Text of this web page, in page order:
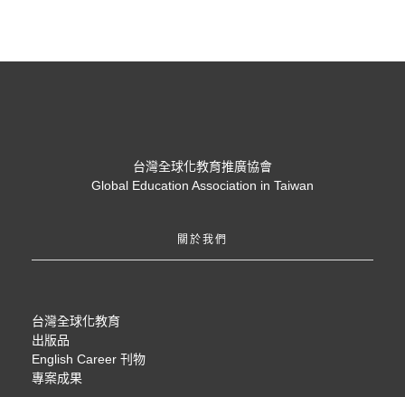
台灣全球化教育推廣協會
Global Education Association in Taiwan
關於我們
台灣全球化教育
出版品
English Career 刊物
專案成果